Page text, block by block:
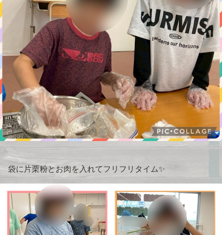
袋に片栗粉とお肉を入れてフリフリタイム✨